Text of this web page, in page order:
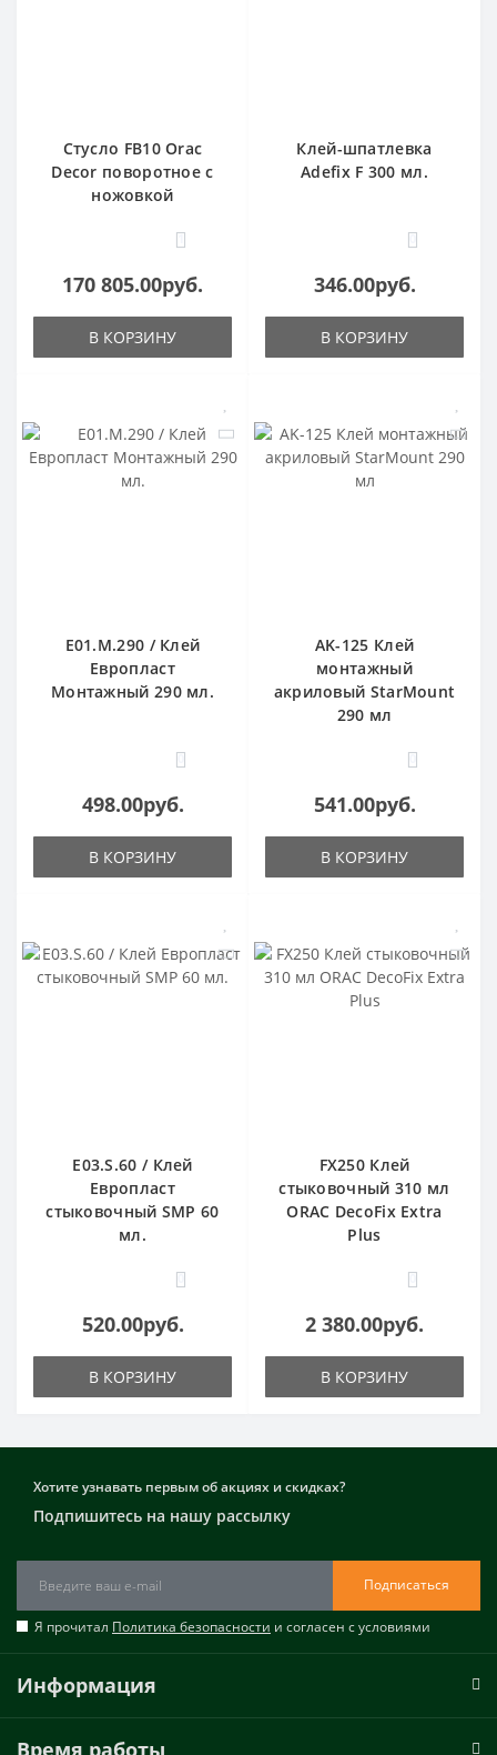
Стусло FB10 Orac
Decor поворотное с
ножовкой
1
170 805.00руб.
В КОРЗИНУ
Клей-шпатлевка
Adefix F 300 мл.
0
346.00руб.
В КОРЗИНУ
E01.M.290 / Клей
Европласт
Монтажный 290 мл.
0
498.00руб.
В КОРЗИНУ
AK-125 Клей
монтажный
акриловый StarMount
290 мл
0
541.00руб.
В КОРЗИНУ
E03.S.60 / Клей
Европласт
стыковочный SMP 60
мл.
0
520.00руб.
В КОРЗИНУ
FX250 Клей
стыковочный 310 мл
ORAC DecoFix Extra
Plus
0
2 380.00руб.
В КОРЗИНУ
Хотите узнавать первым об акциях и скидках?
Подпишитесь на нашу рассылку
Подписаться
Я прочитал Политика безопасности и согласен с условиями
Информация
Время работы